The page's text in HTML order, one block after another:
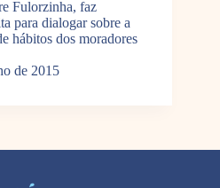
Fulorzinha, faz
para dialogar sobre a
hábitos dos moradores
de 2015